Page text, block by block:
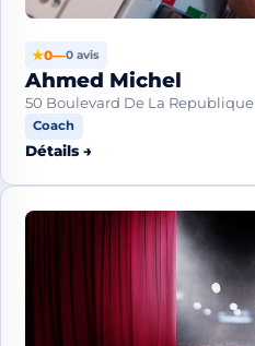
★0—0 avis
Ahmed Michel
50 Boulevard De La Republique
Coach
Détails →